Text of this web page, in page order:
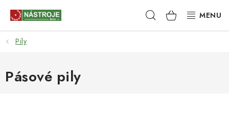
Hledat NÁKUPNÍ
KOŠÍK
NÁSTROJE
AKCE
Pily
Pásové pily